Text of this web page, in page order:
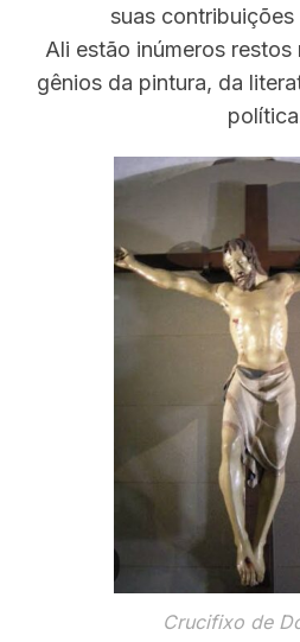
suas contribuições
Ali estão inúmeros
gênios da pintura, da
Crucifixo de